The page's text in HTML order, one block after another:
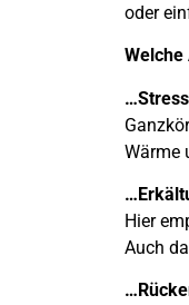
oder
Wärme
Hier
Auch